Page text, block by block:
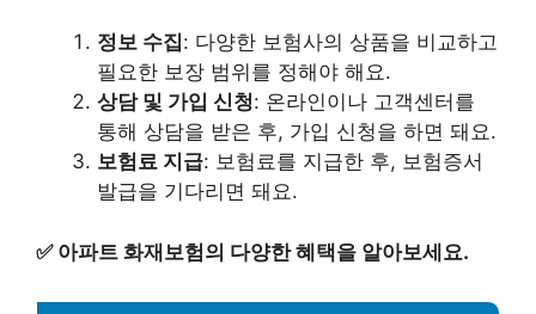
정보 수집: 다양한 보험사의 상품을 비교하고
필요한 보장 범위를 정해야 해요.
상담 및 가입 신청: 온라인이나 고객센터를
통해 상담을 받은 후, 가입 신청을 하면 돼요.
보험료 지급: 보험료를 지급한 후, 보험증서
발급을 기다리면 돼요.
✅ 아파트 화재보험의 다양한 혜택을 알아보세요.